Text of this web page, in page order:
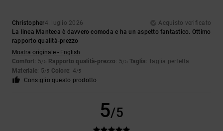
Christopher4. luglio 2026
Acquisto verificato
La linea Manteca è davvero comoda e ha un aspetto fantastico. Ottimo
rapporto qualità-prezzo
Mostra originale - English
Comfort: 5/5 Rapporto qualità-prezzo : 5/5 Taglia: Taglia perfetta
Materiale: 5/5 Colore: 4/5
Consiglio questo prodotto
5/5